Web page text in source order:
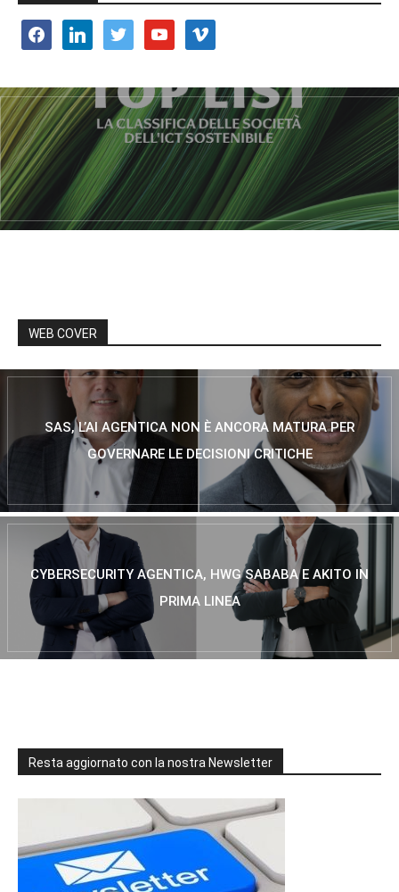
facebooklinkedin twitter youtube vimeo
WEB COVER
SAS, L’AI AGENTICA NON È ANCORA MATURA PER
GOVERNARE LE DECISIONI CRITICHE
CYBERSECURITY AGENTICA, HWG SABABA E AKITO IN
PRIMA LINEA
Resta aggiornato con la nostra Newsletter